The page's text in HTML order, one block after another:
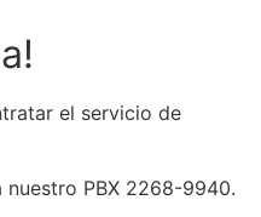
el servicio de
nuestro PBX 2268-9940.